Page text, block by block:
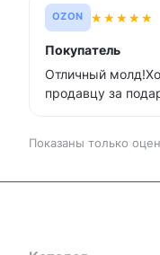
OZON ★★★★★
Покупатель
Отличный
продавцу за
Показаны только